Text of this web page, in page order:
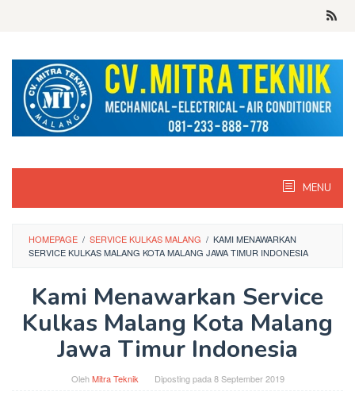
MENU
HOMEPAGE / SERVICE KULKAS MALANG / KAMI MENAWARKAN
SERVICE KULKAS MALANG KOTA MALANG JAWA TIMUR INDONESIA
Kami Menawarkan Service
Kulkas Malang Kota Malang
Jawa Timur Indonesia
OlehMitra Teknik Diposting pada 8 September 2019